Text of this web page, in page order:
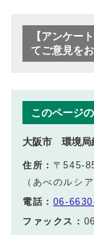
【アンケー
てご意見を
このページ
大阪市 環境局
住所： 〒545-
（あべのルシ
電話： 06-
ファックス：